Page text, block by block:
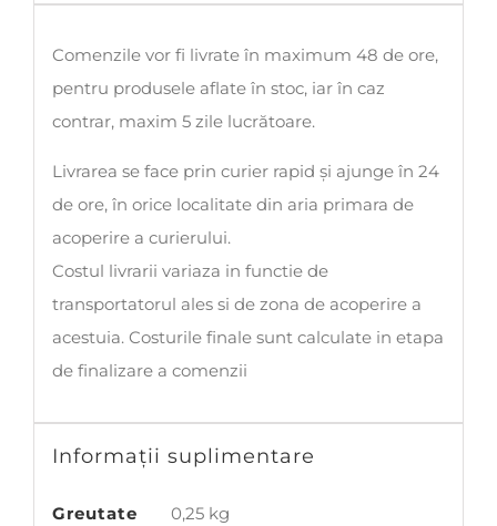
Comenzile vor fi livrate în maximum 48 de ore,
pentru produsele aflate în stoc, iar în caz
contrar, maxim 5 zile lucrătoare.
Livrarea se face prin curier rapid și ajunge în 24
de ore, în orice localitate din aria primara de
acoperire a curierului.
Costul livrarii variaza in functie de
transportatorul ales si de zona de acoperire a
acestuia. Costurile finale sunt calculate in etapa
de finalizare a comenzii
Informații suplimentare
Greutate 0,25 kg